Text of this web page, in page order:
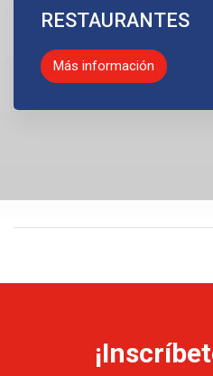
RESTAURANTES
Más información